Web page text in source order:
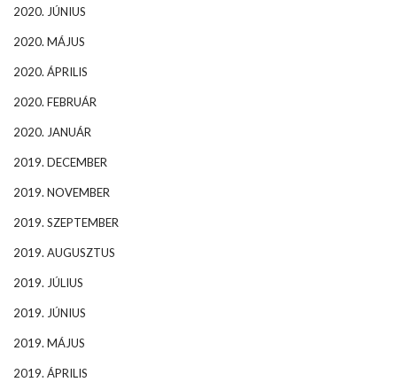
2020. JÚNIUS
2020. MÁJUS
2020. ÁPRILIS
2020. FEBRUÁR
2020. JANUÁR
2019. DECEMBER
2019. NOVEMBER
2019. SZEPTEMBER
2019. AUGUSZTUS
2019. JÚLIUS
2019. JÚNIUS
2019. MÁJUS
2019. ÁPRILIS